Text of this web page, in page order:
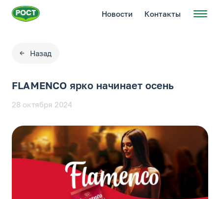
Новости Контакты
Назад
FLAMENCO ярко начинает осень
28 октября 2024